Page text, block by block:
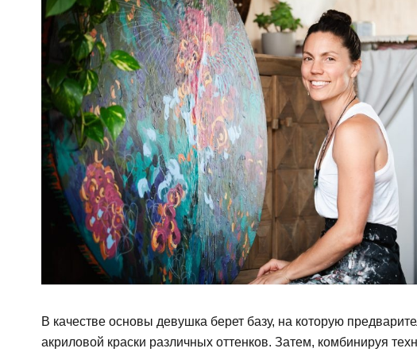
В качестве основы девушка берет базу, на которую
акриловой краски различных оттенков. Затем, комбинируя